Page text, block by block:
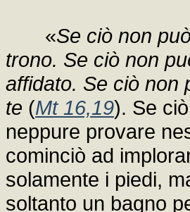
«Se ciò non
trono. Se ciò non
affidato. Se ciò non
te (Mt 16,19). Se
neppure provare
cominciò ad
solamente i piedi,
soltanto un bagno